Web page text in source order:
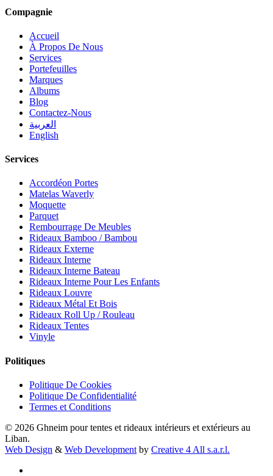
Compagnie
Accueil
À Propos De Nous
Services
Portefeuilles
Marques
Albums
Blog
Contactez-Nous
العربية
English
Services
Accordéon Portes
Matelas Waverly
Moquette
Parquet
Rembourrage De Meubles
Rideaux Bamboo / Bambou
Rideaux Externe
Rideaux Interne
Rideaux Interne Bateau
Rideaux Interne Pour Les Enfants
Rideaux Louvre
Rideaux Métal Et Bois
Rideaux Roll Up / Rouleau
Rideaux Tentes
Vinyle
Politiques
Politique De Cookies
Politique De Confidentialité
Termes et Conditions
© 2026 Ghneim pour tentes et rideaux intérieurs et extérieurs au
Liban.
Web Design & Web Development by Creative 4 All s.a.r.l.